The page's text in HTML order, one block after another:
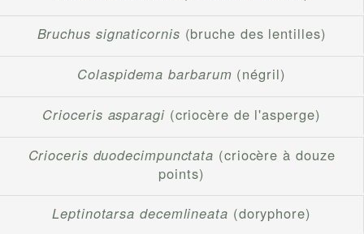
Bruchus signaticornis (bruche des lentilles)
Colaspidema barbarum (négril)
Crioceris asparagi(criocère de l'asperge)
Crioceris duodecimpunctata (criocère à douze
points)
Leptinotarsa decemlineata (doryphore)